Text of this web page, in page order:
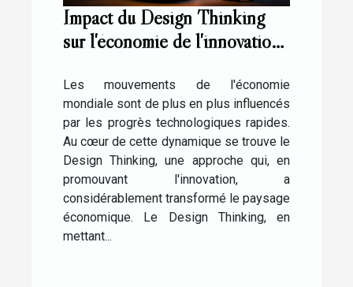
Impact du Design Thinking
sur l'économie de l'innovation
Les mouvements de l'économie
mondiale sont de plus en plus influencés
par les progrès technologiques rapides.
Au cœur de cette dynamique se trouve le
Design Thinking, une approche qui, en
promouvant l'innovation, a
considérablement transformé le paysage
économique. Le Design Thinking, en
mettant...